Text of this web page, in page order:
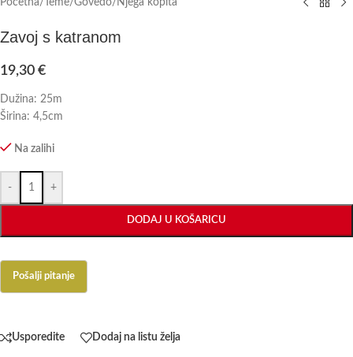
Početna/ Teme/Govedo/ Njega kopita
Zavoj s katranom
19,30 €
Dužina: 25m
Širina: 4,5cm
Na zalihi
- +
DODAJ U KOŠARICU
Usporedite Dodaj na listu želja